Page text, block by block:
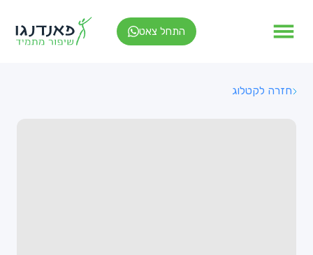
התחל צאט
חזרה לקטלוג